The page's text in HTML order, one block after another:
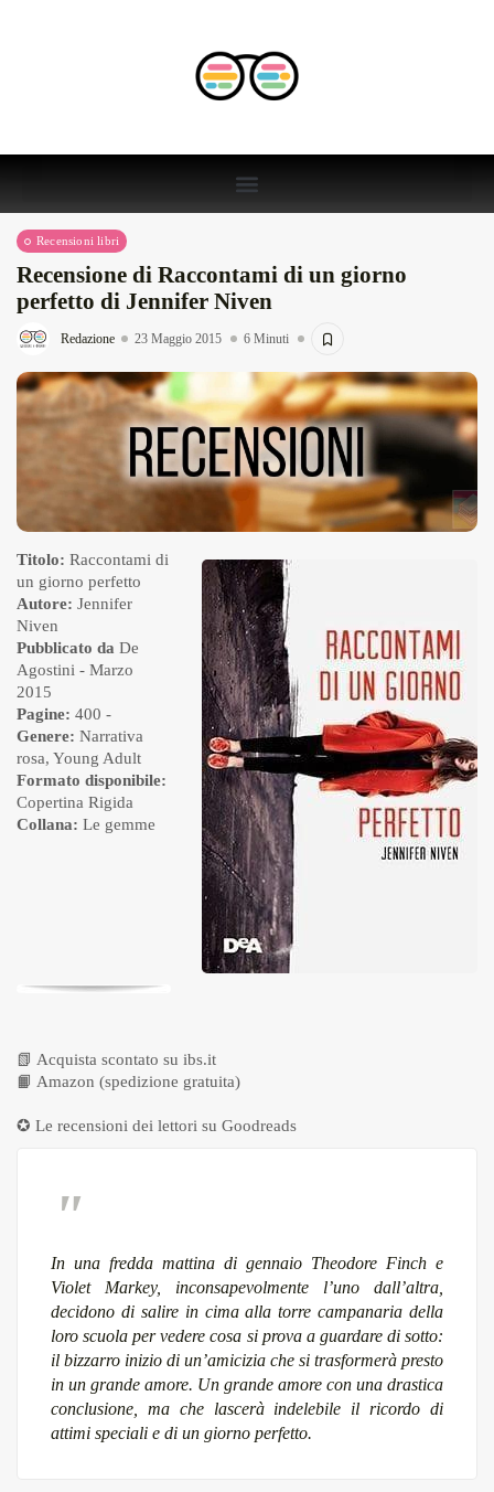
Recensioni libri
Recensione di Raccontami di un giorno
perfetto di Jennifer Niven
Redazione 23 Maggio 2015 6 Minuti
Titolo: Raccontami di
un giorno perfetto
Autore: Jennifer
Niven
Pubblicato da De
Agostini - Marzo
2015
Pagine: 400 -
Genere: Narrativa
rosa, Young Adult
Formato disponibile:
Copertina Rigida
Collana: Le gemme
📗 Acquista scontato su ibs.it
📙 Amazon (spedizione gratuita)
✪ Le recensioni dei lettori su Goodreads
In una fredda mattina di gennaio Theodore Finch e
Violet Markey, inconsapevolmente l’uno dall’altra,
decidono di salire in cima alla torre campanaria della
loro scuola per vedere cosa si prova a guardare di sotto:
il bizzarro inizio di un’amicizia che si trasformerà presto
in un grande amore. Un grande amore con una drastica
conclusione, ma che lascerà indelebile il ricordo di
attimi speciali e di un giorno perfetto.